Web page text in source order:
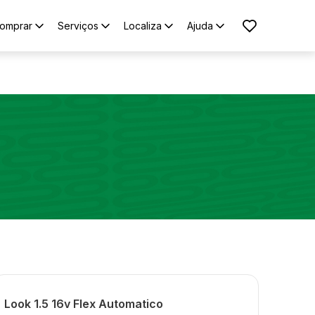
Serviços Localiza Ajuda
Look 1.5 16v Flex Automatico